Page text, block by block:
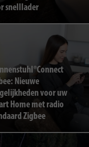
snelllader
Nieuwe
voor uw
Home met radio
Zigbee